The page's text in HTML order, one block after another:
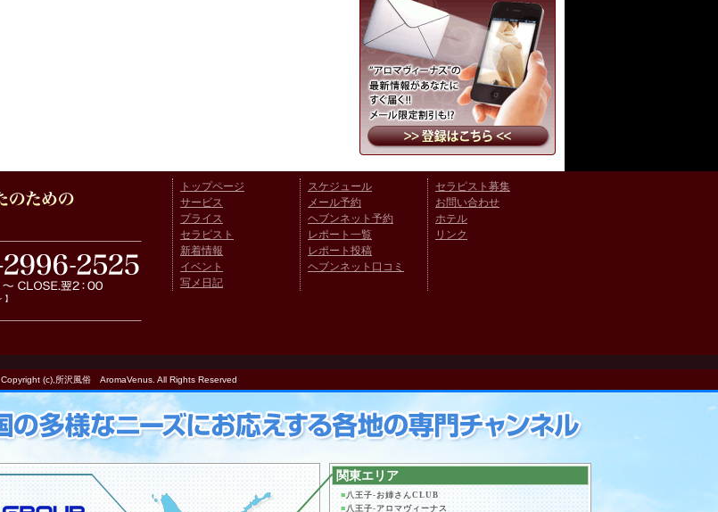
トップページ
サービス
プライス
セラピスト
新着情報
イベント
写メ日記
スケジュール
メール予約
ヘブンネット予約
レポート一覧
レポート投稿
ヘブンネット口コミ
セラピスト募集
お問い合わせ
ホテル
リンク
Copyright (c),所沢風俗 AromaVenus. All Rights Reserved